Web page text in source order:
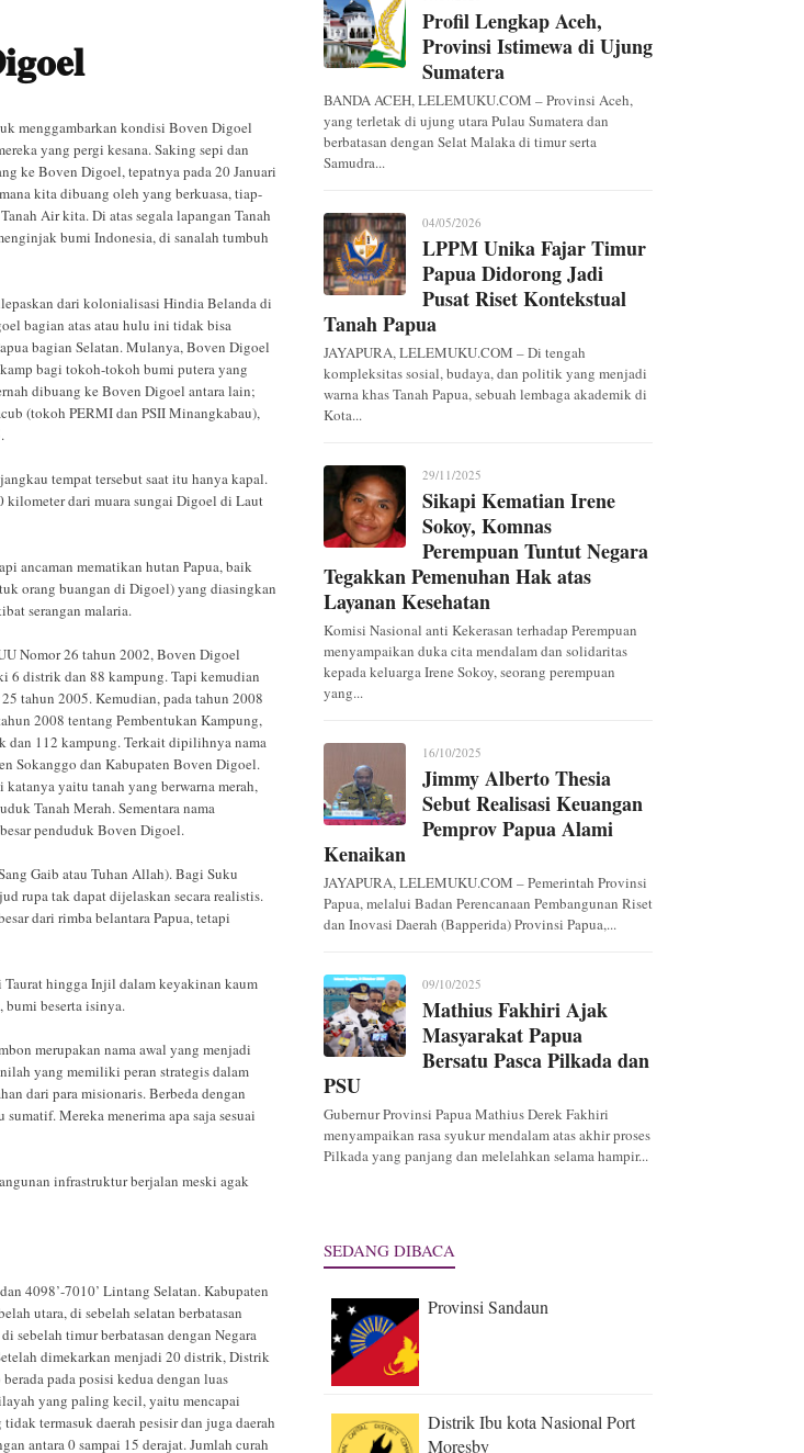
menggambarkan kondisi Boven Digoel
yang pergi kesana. Saking sepi dan
ke Boven Digoel, tepatnya pada 20 Januari
kita dibuang oleh yang berkuasa, tiap-
Air kita. Di atas segala lapangan Tanah
bumi Indonesia, di sanalah tumbuh
dari kolonialisasi Hindia Belanda di
bagian atas atau hulu ini tidak bisa
bagian Selatan. Mulanya, Boven Digoel
bagi tokoh-tokoh bumi putera yang
dibuang ke Boven Digoel antara lain;
(tokoh PERMI dan PSII Minangkabau),
tempat tersebut saat itu hanya kapal.
kilometer dari muara sungai Digoel di Laut
ancaman mematikan hutan Papua, baik
orang buangan di Digoel) yang diasingkan
serangan malaria.
Nomor 26 tahun 2002, Boven Digoel
6 distrik dan 88 kampung. Tapi kemudian
tahun 2005. Kemudian, pada tahun 2008
2008 tentang Pembentukan Kampung,
dan 112 kampung. Terkait dipilihnya nama
Sokanggo dan Kabupaten Boven Digoel.
yaitu tanah yang berwarna merah,
Tanah Merah. Sementara nama
penduduk Boven Digoel.
Gaib atau Tuhan Allah). Bagi Suku
rupa tak dapat dijelaskan secara realistis.
dari rimba belantara Papua, tetapi
Taurat hingga Injil dalam keyakinan kaum
beserta isinya.
merupakan nama awal yang menjadi
yang memiliki peran strategis dalam
dari para misionaris. Berbeda dengan
Mereka menerima apa saja sesuai
infrastruktur berjalan meski agak
4098’-7010’ Lintang Selatan. Kabupaten
utara, di sebelah selatan berbatasan
sebelah timur berbatasan dengan Negara
dimekarkan menjadi 20 distrik, Distrik
pada posisi kedua dengan luas
yang paling kecil, yaitu mencapai
termasuk daerah pesisir dan juga daerah
antara 0 sampai 15 derajat. Jumlah curah
Profil Lengkap Aceh,
Provinsi Istimewa di Ujung
Sumatera
BANDA ACEH, LELEMUKU.COM – Provinsi Aceh,
yang terletak di ujung utara Pulau Sumatera dan
berbatasan dengan Selat Malaka di timur serta
Samudra...
04/05/2026
LPPM Unika Fajar Timur
Papua Didorong Jadi
Pusat Riset Kontekstual
Tanah Papua
JAYAPURA, LELEMUKU.COM – Di tengah
kompleksitas sosial, budaya, dan politik yang menjadi
warna khas Tanah Papua, sebuah lembaga akademik di
Kota...
29/11/2025
Sikapi Kematian Irene
Sokoy, Komnas
Perempuan Tuntut Negara
Tegakkan Pemenuhan Hak atas
Layanan Kesehatan
Komisi Nasional anti Kekerasan terhadap Perempuan
menyampaikan duka cita mendalam dan solidaritas
kepada keluarga Irene Sokoy, seorang perempuan
yang...
16/10/2025
Jimmy Alberto Thesia
Sebut Realisasi Keuangan
Pemprov Papua Alami
Kenaikan
JAYAPURA, LELEMUKU.COM – Pemerintah Provinsi
Papua, melalui Badan Perencanaan Pembangunan Riset
dan Inovasi Daerah (Bapperida) Provinsi Papua,...
09/10/2025
Mathius Fakhiri Ajak
Masyarakat Papua
Bersatu Pasca Pilkada dan
PSU
Gubernur Provinsi Papua Mathius Derek Fakhiri
menyampaikan rasa syukur mendalam atas akhir proses
Pilkada yang panjang dan melelahkan selama hampir...
SEDANG DIBACA
Provinsi Sandaun
Distrik Ibu kota Nasional Port
Moresby